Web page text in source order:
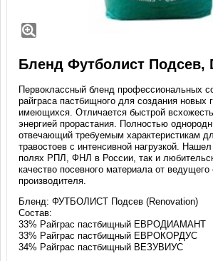
Бленд Футболист Подсев,
Первоклассный бленд профессиональных
райграса пастбищного для создания новых
имеющихся. Отличается быстрой
энергией прорастания. Полностью
отвечающий требуемым характеристикам
травостоев с интенсивной нагрузкой.
полях РПЛ, ФНЛ в России, так и
качество посевного материала от ведущего
производителя.
Бленд: ФУТБОЛИСТ Подсев (Renovation)
Состав:
33% Райграс пастбищный ЕВРОДИАМАНТ
33% Райграс пастбищный ЕВРОКОРДУС
34% Райграс пастбищный ВЕЗУВИУС